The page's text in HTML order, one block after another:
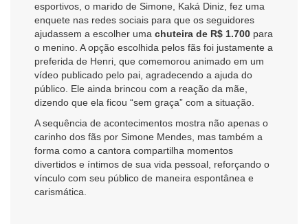
esportivos, o marido de Simone, Kaká Diniz, fez uma
enquete nas redes sociais para que os seguidores
ajudassem a escolher uma chuteira de R$ 1.700 para
o menino. A opção escolhida pelos fãs foi justamente a
preferida de Henri, que comemorou animado em um
vídeo publicado pelo pai, agradecendo a ajuda do
público. Ele ainda brincou com a reação da mãe,
dizendo que ela ficou “sem graça” com a situação.
A sequência de acontecimentos mostra não apenas o
carinho dos fãs por Simone Mendes, mas também a
forma como a cantora compartilha momentos
divertidos e íntimos de sua vida pessoal, reforçando o
vínculo com seu público de maneira espontânea e
carismática.